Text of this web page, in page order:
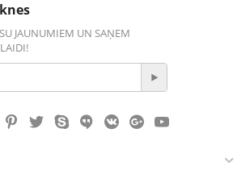
JAUNUMIEM UN SAŅEM